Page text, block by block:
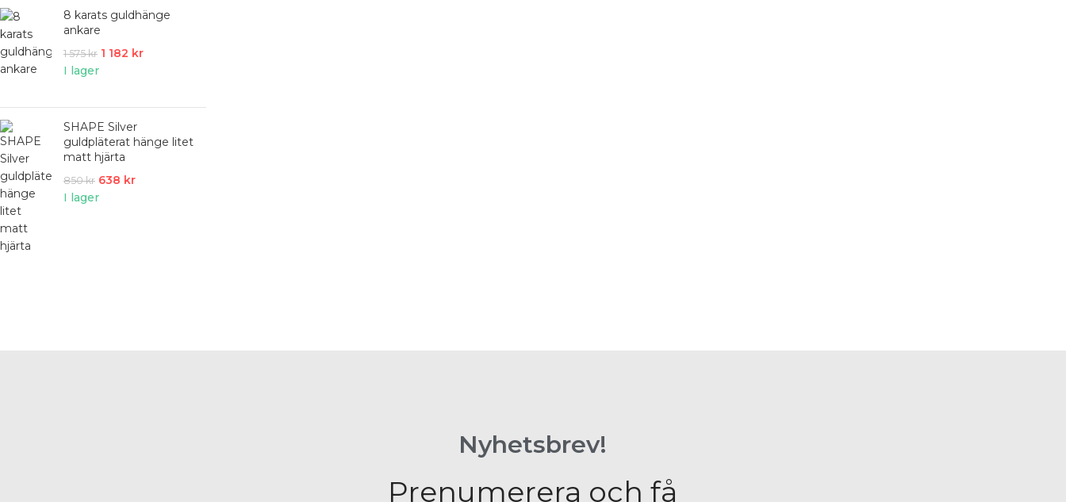
8 karats guldhänge
ankare
1 575kr 1 182 kr
I lager
SHAPE Silver
guldpläterat hänge litet
matt hjärta
850kr 638 kr
I lager
Nyhetsbrev!
Prenumerera och få